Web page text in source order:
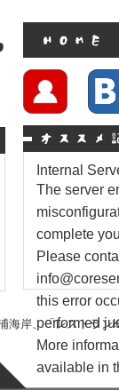
Internal
The server
complete
Please
this error
performed
More
available in
海岸、「レストラン